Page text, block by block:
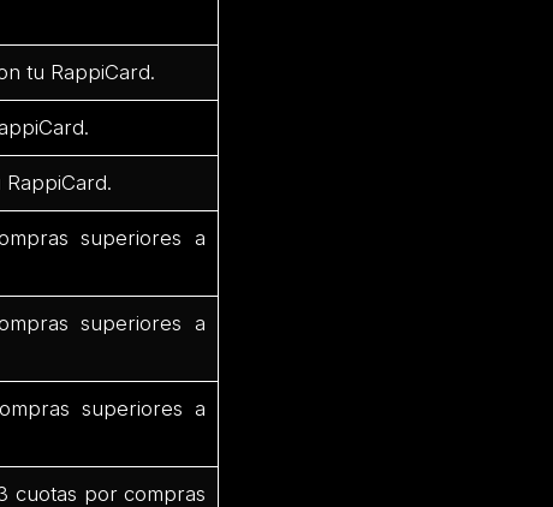
tu RappiCard.
superiores a
superiores a
superiores a
cuotas por compras